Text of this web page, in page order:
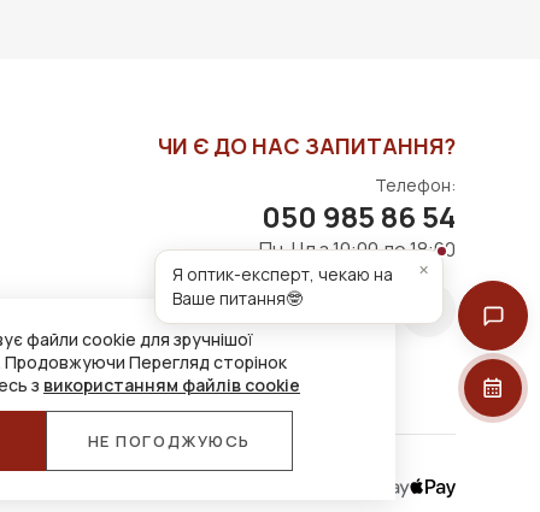
файли cookie для зручнішої
Продовжуючи Перегляд сторінок
з використанням файлів cookie
НЕ ПОГОДЖУЮСЬ
ЧИ Є ДО НАС ЗАПИТАННЯ?
Телефон:
050 985 86 54
Пн-Нд з 10:00 до 18:00
Я оптик-експерт, чекаю на
Ваше питання🤓
×